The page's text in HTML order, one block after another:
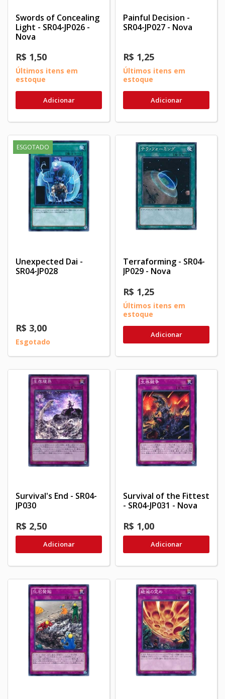
Swords of Concealing
Light - SR04-JP026 -
Nova
R$ 1,50
Últimos itens em
estoque
Adicionar
Painful Decision -
SR04-JP027 - Nova
R$ 1,25
Últimos itens em
estoque
Adicionar
ESGOTADO
Unexpected Dai -
SR04-JP028
R$ 3,00
Esgotado
Terraforming - SR04-
JP029 - Nova
R$ 1,25
Últimos itens em
estoque
Adicionar
Survival's End - SR04-
JP030
R$ 2,50
Adicionar
Survival of the Fittest
- SR04-JP031 - Nova
R$ 1,00
Adicionar